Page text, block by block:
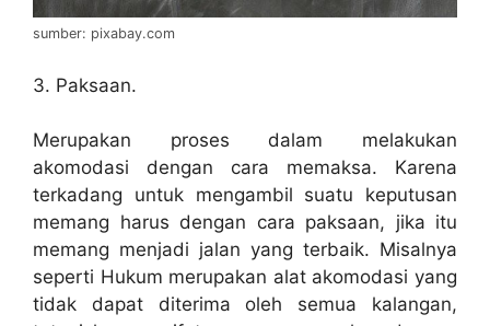
sumber: pixabay.com
3. Paksaan.
Merupakan proses dalam melakukan
akomodasi dengan cara memaksa. Karena
terkadang untuk mengambil suatu keputusan
memang harus dengan cara paksaan, jika itu
memang menjadi jalan yang terbaik. Misalnya
seperti Hukum merupakan alat akomodasi yang
tidak dapat diterima oleh semua kalangan,